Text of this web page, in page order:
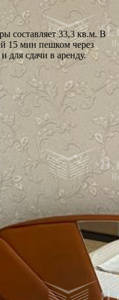
составляет 33,3 кв.м. В
15 мин пешком через
для сдачи в аренду.